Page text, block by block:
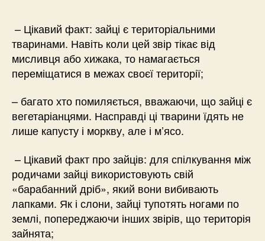
– Цікавий факт: зайці є територіальними
тваринами. Навіть коли цей звір тікає від
мисливця або хижака, то намагається
переміщатися в межах своєї території;
– багато хто помиляється, вважаючи, що зайці є
вегетаріанцями. Насправді ці тварини їдять не
лише капусту і моркву, але і м’ясо.
– Цікавий факт про зайців: для спілкування між
родичами зайці використовують свій
«барабанний дріб», який вони вибивають
лапками. Як і слони, зайці тупотять ногами по
землі, попереджаючи інших звірів, що територія
зайнята;